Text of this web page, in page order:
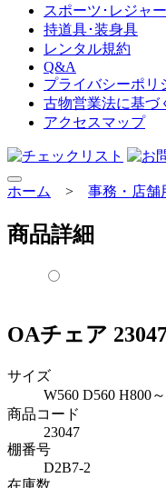
スポーツ･レジャー
持道具･装身具
レンタル規約
Q&A
プライバシーポリ
古物営業法に基づ
アクセスマップ
ホーム > 事務・店舗
商品詳細
OAチェア
サイズ
W560 D560 H800
商品コード
23047
棚番号
D2B7-2
在庫数